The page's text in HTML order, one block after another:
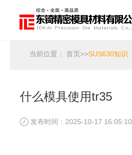
当前位置：首页>>SUS630知识
什么模具使用tr35
发布时间：2025-10-17 16:05:10